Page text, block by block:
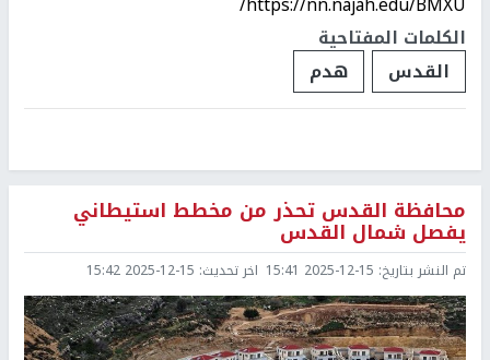
الكلمات المفتاحية
القدس
هدم
محافظة القدس تحذر من مخطط استيطاني
يفصل شمال القدس
تم النشر بتاريخ: 2025-12-15 15:41 اخر تحديث: 2025-12-15 15:42